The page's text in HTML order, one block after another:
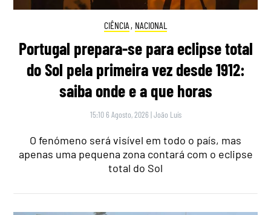
CIÊNCIA , NACIONAL
Portugal prepara-se para eclipse total
do Sol pela primeira vez desde 1912:
saiba onde e a que horas
15:10 6 Agosto, 2026 |João Luís
O fenómeno será visível em todo o país, mas
apenas uma pequena zona contará com o eclipse
total do Sol